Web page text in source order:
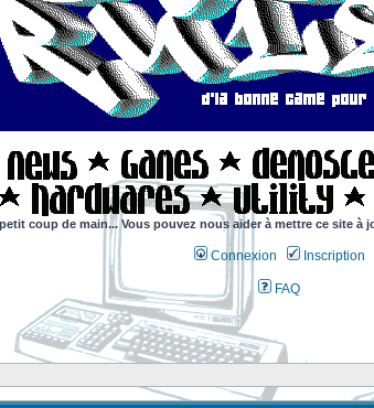
coup de main... Vous pouvez nous aider à mettre ce site à
Connexion Inscription
FAQ